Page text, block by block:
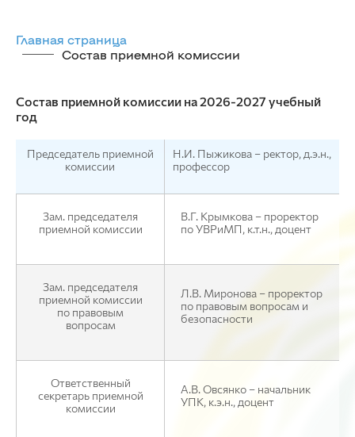
Главная страница
Состав приемной комиссии
Состав приемной комиссии на 2026-2027 учебный
год
Председатель приемной
комиссии
Н.И. Пыжикова – ректор, д.э.н.,
профессор
Зам. председателя
приемной комиссии
В.Г. Крымкова – проректор
по УВРиМП, к.т.н., доцент
Зам. председателя
приемной комиссии
по правовым
вопросам
Л.В. Миронова – проректор
по правовым вопросам и
безопасности
Ответственный
секретарь приемной
комиссии
А.В. Овсянко – начальник
УПК, к.э.н., доцент